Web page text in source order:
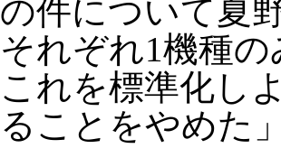
の件について夏
それぞれ1機種
これを標準化し
ることをやめた